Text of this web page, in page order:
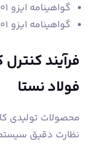
گواهینامه ایزو 9001: 2015
گواهینامه ایزو 14001: 2015
فرآیند
فولاد نستا
محصولات تولیدی
نظارت دقیق